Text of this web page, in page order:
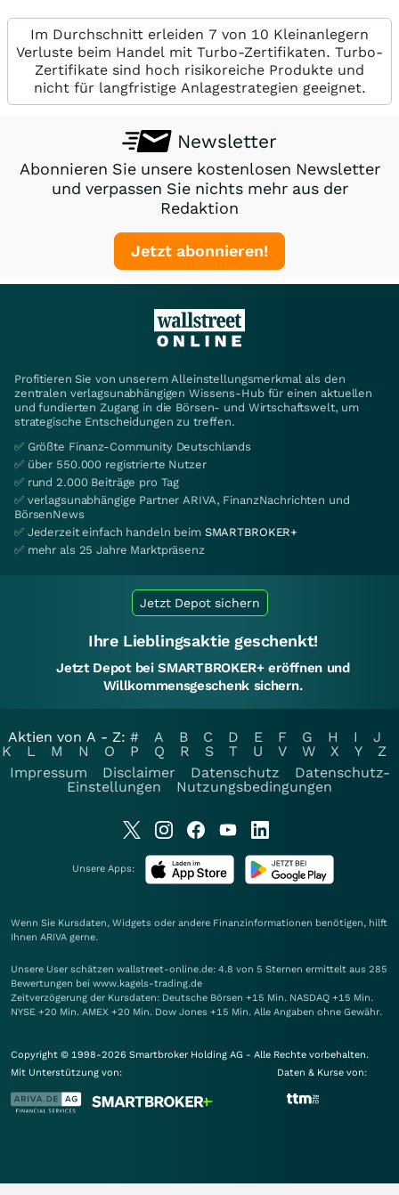
Im Durchschnitt erleiden 7 von 10 Kleinanlegern
Verluste beim Handel mit Turbo-Zertifikaten. Turbo-
Zertifikate sind hoch risikoreiche Produkte und
nicht für langfristige Anlagestrategien geeignet.
Newsletter
Abonnieren Sie unsere kostenlosen Newsletter
und verpassen Sie nichts mehr aus der
Redaktion
Jetzt abonnieren!
Profitieren Sie von unserem Alleinstellungsmerkmal als den
zentralen verlagsunabhängigen Wissens-Hub für einen aktuellen
und fundierten Zugang in die Börsen- und Wirtschaftswelt, um
strategische Entscheidungen zu treffen.
✅ Größte Finanz-Community Deutschlands
✅ über 550.000 registrierte Nutzer
✅ rund 2.000 Beiträge pro Tag
✅ verlagsunabhängige Partner ARIVA, FinanzNachrichten und
BörsenNews
✅ Jederzeit einfach handeln beim SMARTBROKER+
✅ mehr als 25 Jahre Marktpräsenz
Jetzt Depot sichern
Ihre Lieblingsaktie geschenkt!
Jetzt Depot bei SMARTBROKER+ eröffnen und
Willkommensgeschenk sichern.
Aktien von A - Z: # A B C D E F G H I
J
K
L M N O P Q R S T U V W X Y
Z
Impressum
Disclaimer Datenschutz
Datenschutz-
Einstellungen
Nutzungsbedingungen
Unsere Apps:
Wenn Sie Kursdaten, Widgets oder andere Finanzinformationen benötigen, hilft
Ihnen ARIVA gerne.
Unsere User schätzen wallstreet-online.de: 4.8 von 5 Sternen ermittelt aus 285
Bewertungen bei www.kagels-trading.de
Zeitverzögerung der Kursdaten: Deutsche Börsen +15 Min. NASDAQ +15 Min.
NYSE +20 Min. AMEX +20 Min. Dow Jones +15 Min. Alle Angaben ohne Gewähr.
Copyright © 1998-2026 Smartbroker Holding AG - Alle Rechte vorbehalten.
Mit Unterstützung von:
Daten & Kurse von: